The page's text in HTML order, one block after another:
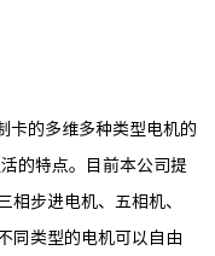
卡的多维多种类型电机的
的特点。目前本公司提
相步进电机、五相机、
同类型的电机可以自由